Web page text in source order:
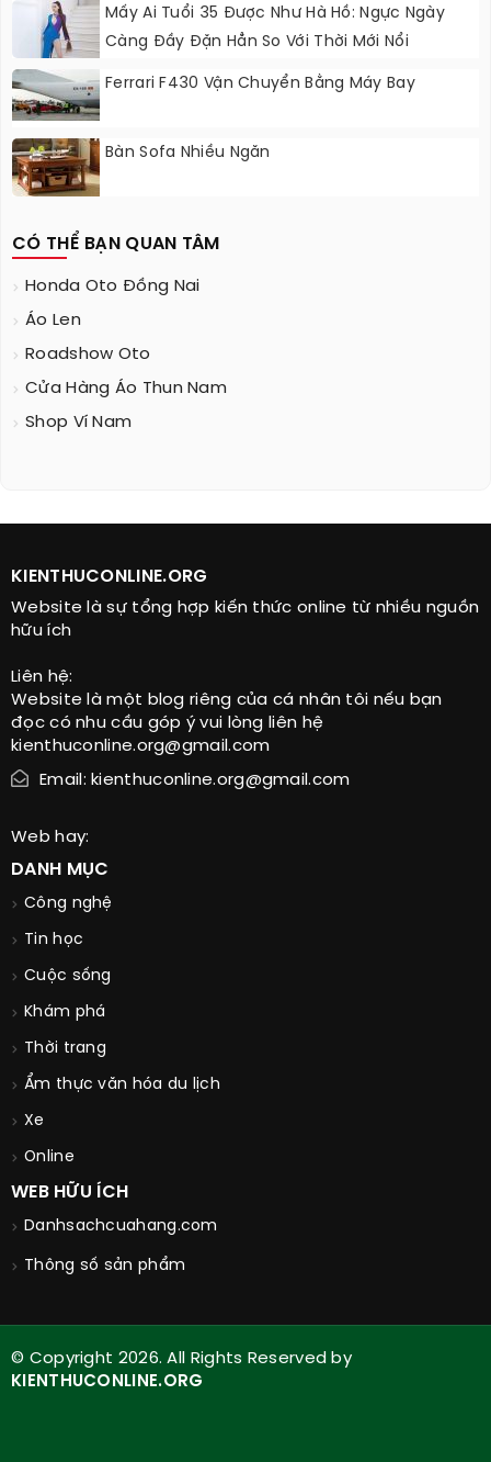
Mấy Ai Tuổi 35 Được Như Hà Hồ: Ngực Ngày
Càng Đầy Đặn Hẳn So Với Thời Mới Nổi
Ferrari F430 Vận Chuyển Bằng Máy Bay
Bàn Sofa Nhiều Ngăn
CÓ THỂ BẠN QUAN TÂM
Honda Oto Đồng Nai
Áo Len
Roadshow Oto
Cửa Hàng Áo Thun Nam
Shop Ví Nam
KIENTHUCONLINE.ORG
Website là sự tổng hợp kiến thức online từ nhiều nguồn
hữu ích
Liên hệ:
Website là một blog riêng của cá nhân tôi nếu bạn
đọc có nhu cầu góp ý vui lòng liên hệ
kienthuconline.org@gmail.com
Email: kienthuconline.org@gmail.com
Web hay:
DANH MỤC
Công nghệ
Tin học
Cuộc sống
Khám phá
Thời trang
Ẩm thực văn hóa du lịch
Xe
Online
WEB HỮU ÍCH
Danhsachcuahang.com
Thông số sản phẩm
© Copyright 2026. All Rights Reserved by
KIENTHUCONLINE.ORG